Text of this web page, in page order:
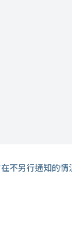
不另行通知的情